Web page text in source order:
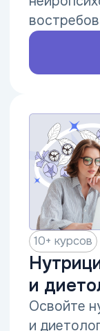
Диетология
и диетологии,
точные
спектр услуг.
в спортивном
нутрицевтиках,
и современных